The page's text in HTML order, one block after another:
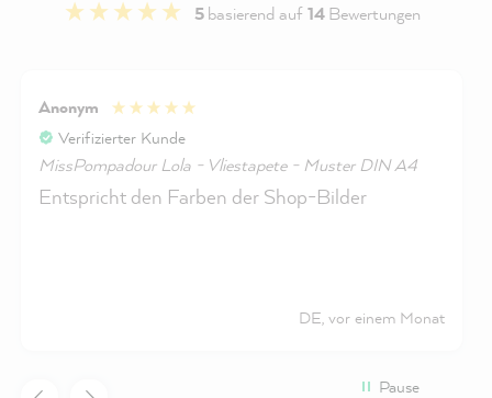
5basierend auf14Bewertungen
Anonym
Verifizierter Kunde
MissPompadour Lola - Vliestapete - Muster DIN A4
Entspricht den Farben der Shop-Bilder
DE, vor einem Monat
Pause